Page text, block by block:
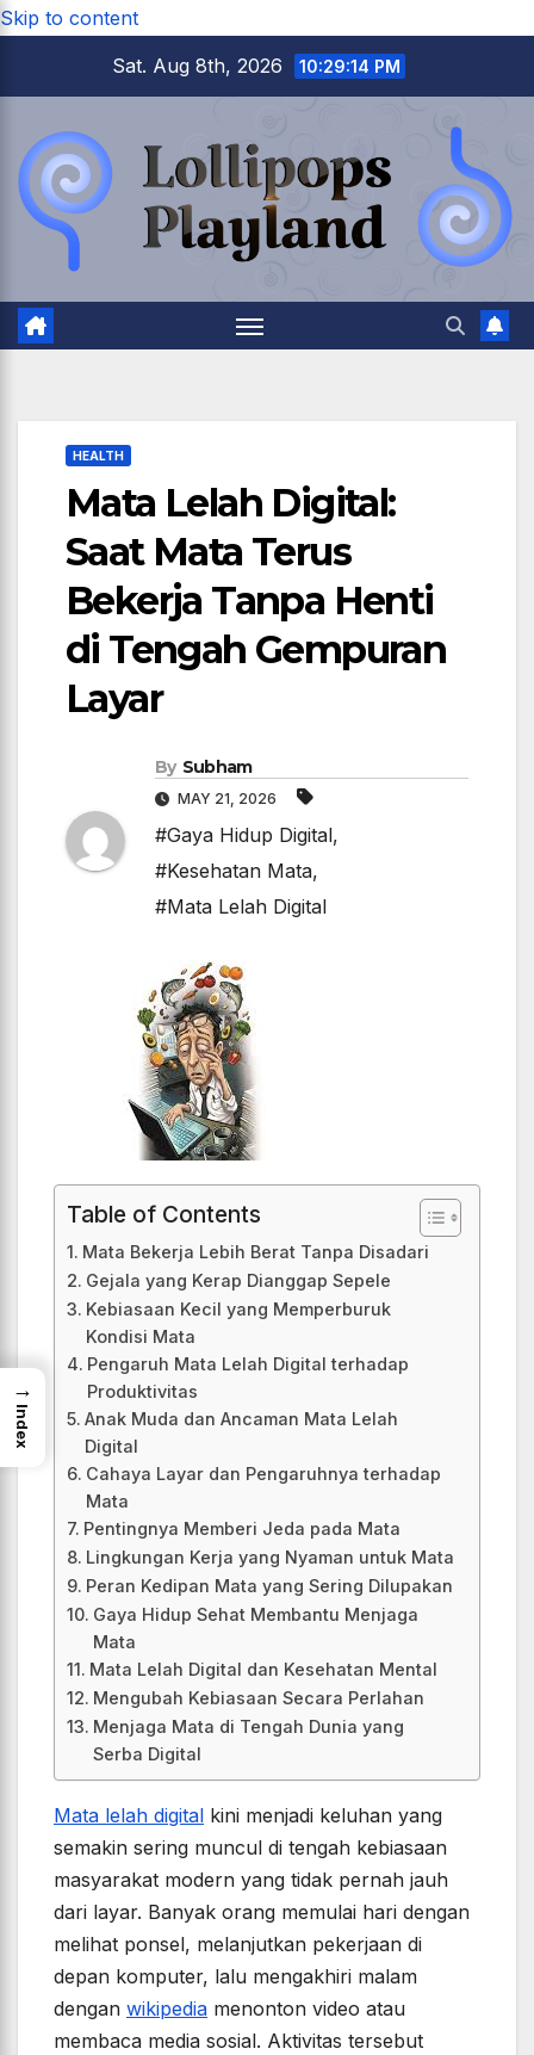
Skip to content
Sat. Aug 8th, 2026
10:29:15 PM
HEALTH
Mata Lelah Digital:
Saat Mata Terus
Bekerja Tanpa Henti
di Tengah Gempuran
Layar
By Subham
MAY 21, 2026
#Gaya Hidup Digital,
#Kesehatan Mata,
#Mata Lelah Digital
Table of Contents
Mata Bekerja Lebih Berat Tanpa Disadari
Gejala yang Kerap Dianggap Sepele
Kebiasaan Kecil yang Memperburuk
Kondisi Mata
Pengaruh Mata Lelah Digital terhadap
Produktivitas
Anak Muda dan Ancaman Mata Lelah
Digital
Cahaya Layar dan Pengaruhnya terhadap
Mata
Pentingnya Memberi Jeda pada Mata
Lingkungan Kerja yang Nyaman untuk Mata
Peran Kedipan Mata yang Sering Dilupakan
Gaya Hidup Sehat Membantu Menjaga
Mata
Mata Lelah Digital dan Kesehatan Mental
Mengubah Kebiasaan Secara Perlahan
Menjaga Mata di Tengah Dunia yang
Serba Digital
Mata lelah digital kini menjadi keluhan yang
semakin sering muncul di tengah kebiasaan
masyarakat modern yang tidak pernah jauh
dari layar. Banyak orang memulai hari dengan
melihat ponsel, melanjutkan pekerjaan di
depan komputer, lalu mengakhiri malam
dengan wikipedia menonton video atau
membaca media sosial. Aktivitas tersebut
→
Index